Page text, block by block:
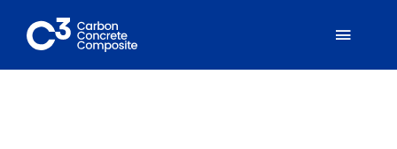
Inhalt
springen